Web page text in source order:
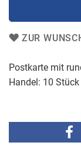
ZUR
Postkarte mit
Handel: 10 Stück